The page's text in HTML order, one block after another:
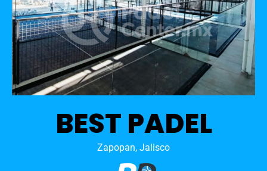
BEST PADEL
Zapopan, Jalisco